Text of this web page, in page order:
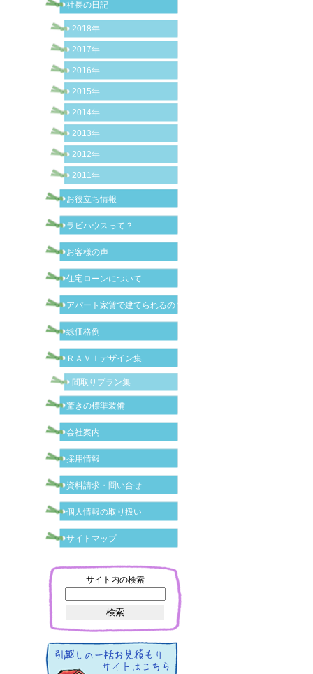
社長の日記
2018年
2017年
2016年
2015年
2014年
2013年
2012年
2011年
お役立ち情報
ラビハウスって？
お客様の声
住宅ローンについて
アパート家賃で建てられるの？
総価格例
ＲＡＶＩデザイン集
間取りプラン集
驚きの標準装備
会社案内
採用情報
資料請求・問い合せ
個人情報の取り扱い
サイトマップ
サイト内の検索